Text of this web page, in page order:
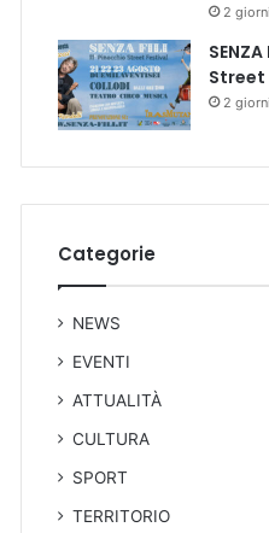
2
Street
2
Categorie
NEWS
EVENTI
ATTUALITÀ
CULTURA
SPORT
TERRITORIO